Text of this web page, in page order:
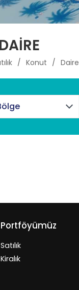
Konut Daire
Portföyümüz
Satılık
Kiralık